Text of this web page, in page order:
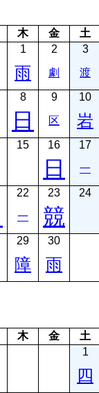
木 金
土
1
雨
2
劇
3
渡
8
日
9
区
10
岩
15 16
日
17
一
22
一
23
競
24
29
障
30
雨
木 金
土
1
四